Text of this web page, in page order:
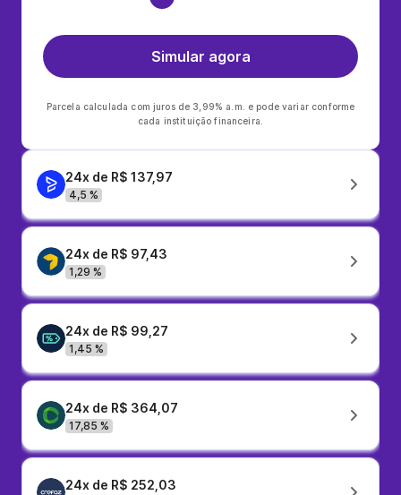
Simular agora
Parcela calculada com juros de 3,99% a.m. e pode variar conforme
cada instituição financeira.
24x de R$ 137,97
4,5 %
24x de R$ 97,43
1,29 %
24x de R$ 99,27
1,45 %
24x de R$ 364,07
17,85 %
24x de R$ 252,03